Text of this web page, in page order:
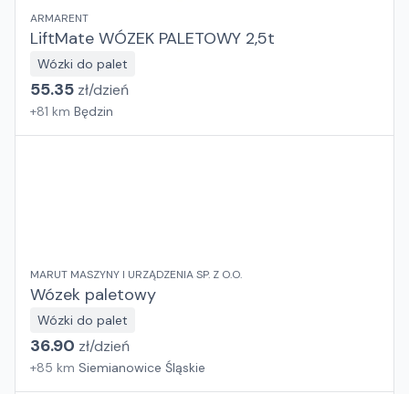
ARMARENT
LiftMate WÓZEK PALETOWY 2,5t
Wózki do palet
55.35 zł/dzień
+81 km Będzin
MARUT MASZYNY I URZĄDZENIA SP. Z O.O.
Wózek paletowy
Wózki do palet
36.90 zł/dzień
+85 km Siemianowice Śląskie